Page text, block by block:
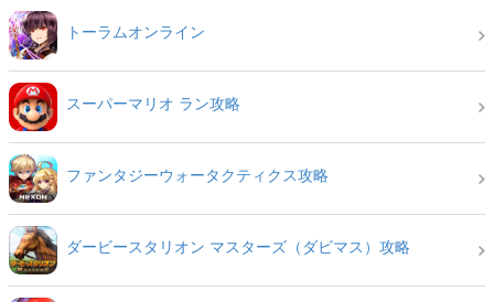
トーラムオンライン
スーパーマリオ ラン攻略
ファンタジーウォータクティクス攻略
ダービースタリオン マスターズ（ダビマス）攻略